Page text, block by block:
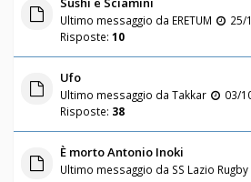
Ultimo messaggio da ERETUM
25/
Risposte: 10
Ufo
Ultimo messaggio da Takkar
03/
Risposte: 38
È morto Antonio Inoki
Ultimo messaggio da SS Lazio Rugby